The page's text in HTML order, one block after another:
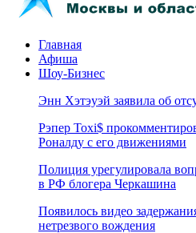
Главная
Афиша
Шоу-Бизнес
Энн Хэтэуэй заявила об
Рэпер Toxi$
Роналду с его движениями
Полиция урегулировала
в РФ блогера Черкашина
Появилось видео
нетрезвого вождения